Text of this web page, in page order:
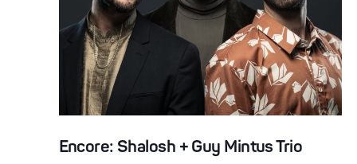
Encore: Shalosh + Guy Mintus Trio